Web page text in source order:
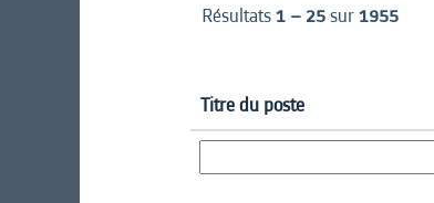
Résultats1 – 25sur1955
Titre du poste